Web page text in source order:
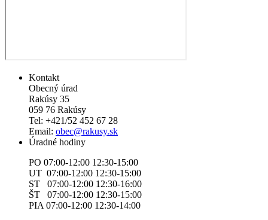
Kontakt
Obecný úrad
Rakúsy 35
059 76 Rakúsy
Tel: +421/52 452 67 28
Email: obec@rakusy.sk
Úradné hodiny
PO 07:00-12:00 12:30-15:00
UT 07:00-12:00 12:30-15:00
ST 07:00-12:00 12:30-16:00
ŠT 07:00-12:00 12:30-15:00
PIA 07:00-12:00 12:30-14:00